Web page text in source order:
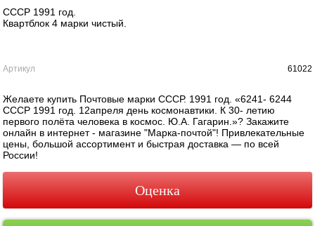
СССР 1991 год.
Квартблок 4 марки чистый.
Артикул 61022
Желаете купить Почтовые марки СССР. 1991 год. «6241- 6244
СССР 1991 год. 12апреля день космонавтики. К 30- летию
первого полёта человека в космос. Ю.А. Гагарин.»? Закажите
онлайн в интернет - магазине "Марка-почтой"! Привлекательные
цены, большой ассортимент и быстрая доставка — по всей
России!
Оценка